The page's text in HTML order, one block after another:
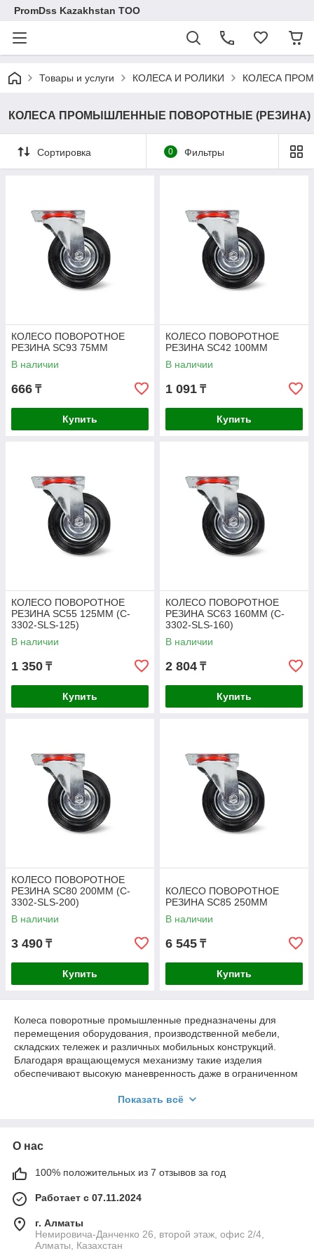
PromDss Kazakhstan TOO
Товары и услуги КОЛЕСА И РОЛИКИ КОЛЕСА
КОЛЕСА ПРОМЫШЛЕННЫЕ ПОВОРОТНЫЕ (РЕЗИНА)
Сортировка 0 Фильтры
КОЛЕСО ПОВОРОТНОЕ
РЕЗИНА SC93 75ММ
В наличии
666 ₸
Купить
КОЛЕСО ПОВОРОТНОЕ
РЕЗИНА SC42 100ММ
В наличии
1 091 ₸
Купить
КОЛЕСО ПОВОРОТНОЕ
РЕЗИНА SC55 125ММ (C-
3302-SLS-125)
В наличии
1 350 ₸
Купить
КОЛЕСО ПОВОРОТНОЕ
РЕЗИНА SC63 160ММ (C-
3302-SLS-160)
В наличии
2 804 ₸
Купить
КОЛЕСО ПОВОРОТНОЕ
РЕЗИНА SC80 200ММ (C-
3302-SLS-200)
В наличии
3 490 ₸
Купить
КОЛЕСО ПОВОРОТНОЕ
РЕЗИНА SC85 250ММ
В наличии
6 545 ₸
Купить
Колеса поворотные промышленные предназначены для
перемещения оборудования, производственной мебели,
складских тележек и различных мобильных конструкций.
Благодаря вращающемуся механизму такие изделия
обеспечивают высокую маневренность даже в ограниченном
предприятиях, складах, в мастерских, логистических центрах
упростить его перемещение, можно купить колеса
контактного покрытия.
Применение поворотных колес
Современные колеса поворотные для промышленной
мебели применяются в самых разных сферах, где требуется
Показать всё
О нас
100% положительных из 7 отзывов за год
Работает с 07.11.2024
г. Алматы
Немировича-Данченко 26, второй этаж, офис 2/4,
Алматы, Казахстан